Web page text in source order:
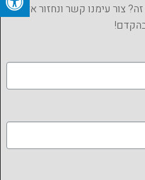
צור עימנו קשר ונחזור אליך